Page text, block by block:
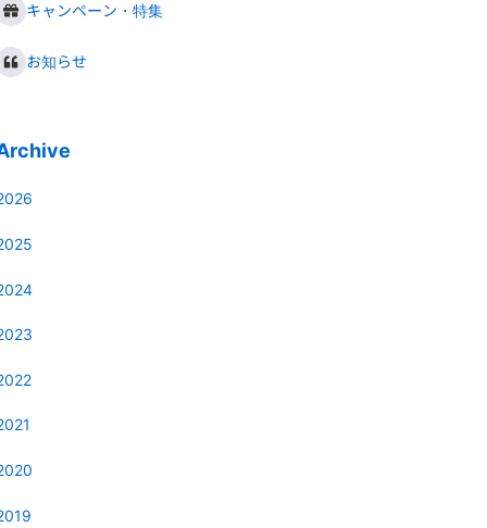
キャンペーン・特集
お知らせ